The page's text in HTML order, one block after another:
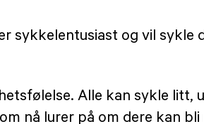
sykkelentusiast og vil sykle
Alle kan sykle
nå lurer på om dere kan